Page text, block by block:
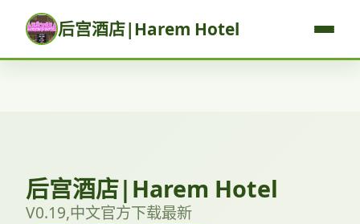
后宫酒店|Harem Hotel
后宫酒店|Harem Hotel
V0.19,中文官方下载最新